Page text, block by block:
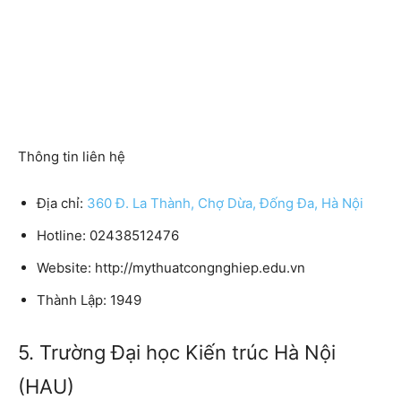
Thông tin liên hệ
Địa chỉ: 360 Đ. La Thành, Chợ Dừa, Đống Đa, Hà Nội
Hotline: 02438512476
Website: http://mythuatcongnghiep.edu.vn
Thành Lập: 1949
5. Trường Đại học Kiến trúc Hà Nội
(HAU)